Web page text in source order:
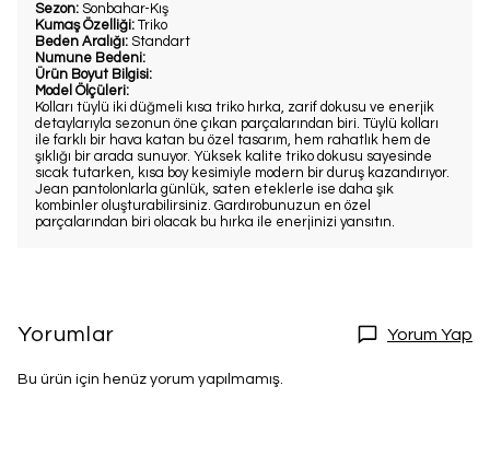
Sezon: Sonbahar-Kış
Kumaş Özelliği: Triko
Beden Aralığı: Standart
Numune Bedeni:
Ürün Boyut Bilgisi:
Model Ölçüleri:
Kolları tüylü iki düğmeli kısa triko hırka, zarif dokusu ve enerjik
detaylarıyla sezonun öne çıkan parçalarından biri. Tüylü kolları
ile farklı bir hava katan bu özel tasarım, hem rahatlık hem de
şıklığı bir arada sunuyor. Yüksek kalite triko dokusu sayesinde
sıcak tutarken, kısa boy kesimiyle modern bir duruş kazandırıyor.
Jean pantolonlarla günlük, saten eteklerle ise daha şık
kombinler oluşturabilirsiniz. Gardırobunuzun en özel
parçalarından biri olacak bu hırka ile enerjinizi yansıtın.
Yorumlar Yorum Yap
Bu ürün için henüz yorum yapılmamış.